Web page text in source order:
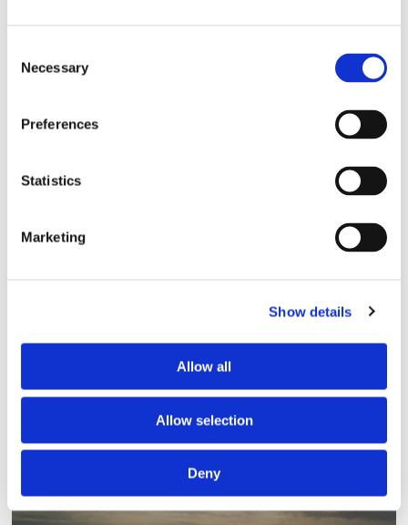
Selection
Necessary
Preferences
Statistics
Marketing
Show details
Allow all
Allow selection
Deny
Maritime köper Berg
Sirius tar leverans av
nybygge